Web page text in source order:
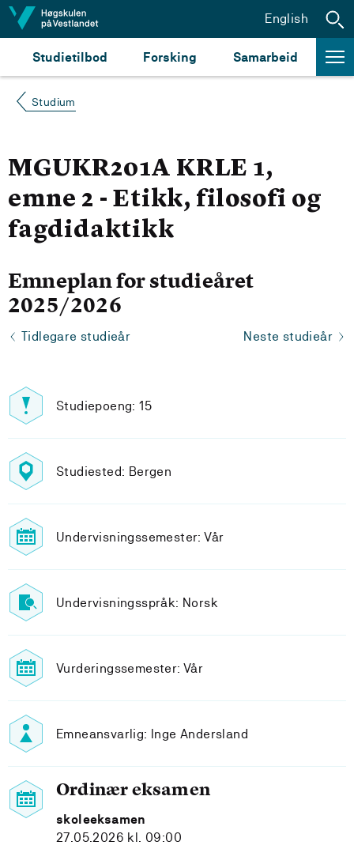
Hopp til innhald
Studietilbod Forsking Samarbeid
English
Studium
MGUKR201A KRLE 1,
emne 2 - Etikk, filosofi og
fagdidaktikk
Emneplan for studieåret
2025/2026
Tidlegare studieår Neste studieår
Studiepoeng: 15
Studiested: Bergen
Undervisningssemester: Vår
Undervisningsspråk: Norsk
Vurderingssemester: Vår
Emneansvarlig: Inge Andersland
Ordinær eksamen
skoleeksamen
27.05.2026 kl. 09:00